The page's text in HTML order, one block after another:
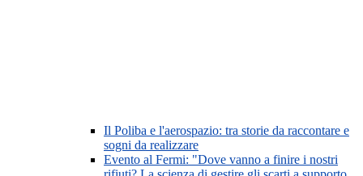
Il Poliba e l'aerospazio: tra storie da raccontare e
sogni da realizzare
Evento al Fermi: "Dove vanno a finire i nostri